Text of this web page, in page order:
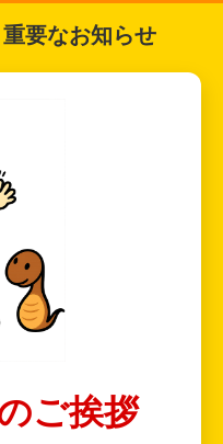
要なお知らせ
ご挨拶